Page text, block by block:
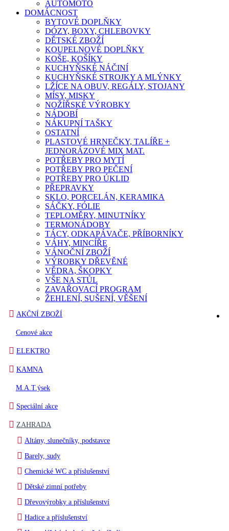
AUTOMOTO
DOMÁCNOST
BYTOVÉ DOPLŇKY
DÓZY, BOXY, CHLEBOVKY
DĚTSKÉ ZBOŽÍ
KOUPELNOVÉ DOPLŇKY
KOŠE, KOŠÍKY
KUCHYŇSKÉ NÁČINÍ
KUCHYŇSKÉ STROJKY A MLÝNKY
LŽÍCE NA OBUV, REGÁLY, STOJANY
MÍSY, MISKY
NOŽÍŘSKÉ VÝROBKY
NÁDOBÍ
NÁKUPNÍ TAŠKY
OSTATNÍ
PLASTOVÉ HRNEČKY, TALÍŘE +
JEDNORÁZOVÉ MIX MAT.
POTŘEBY PRO MYTÍ
POTŘEBY PRO PEČENÍ
POTŘEBY PRO ÚKLID
PŘEPRAVKY
SKLO, PORCELÁN, KERAMIKA
SÁČKY, FÓLIE
TEPLOMĚRY, MINUTNÍKY
TERMONÁDOBY
TÁCY, ODKAPÁVAČE, PŘÍBORNÍKY
VÁHY, MINCÍŘE
VÁNOČNÍ ZBOŽÍ
VÝROBKY DŘEVĚNÉ
VĚDRA, ŠKOPKY
VŠE NA STŮL
ZAVAŘOVACÍ PROGRAM
ŽEHLENÍ, SUŠENÍ, VĚŠENÍ
AKČNÍ ZBOŽÍ
Cenové akce
ELEKTRO
KAMNA
M.A.T.ýsek
Speciální akce
ZAHRADA
Altány, slunečníky, podstavce
Barely, sudy
Chemické WC a příslušenství
Dětské zimní potřeby
Dřevovýrobky a příslušenství
Hadice a příslušenství